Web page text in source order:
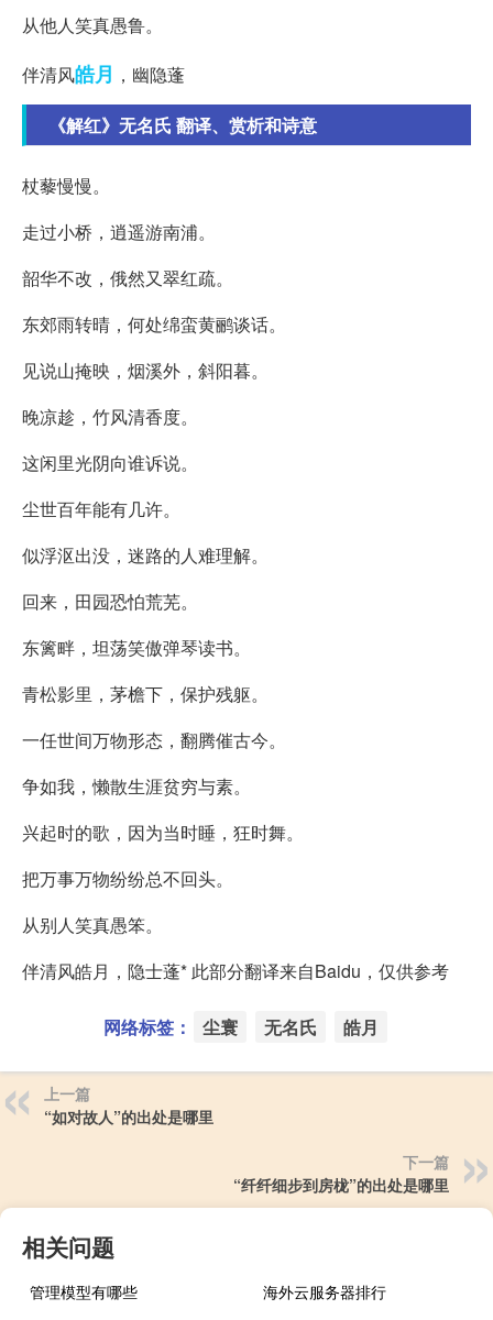
从他人笑真愚鲁。
伴清风皓月 ，幽隐蓬
《解红》无名氏 翻译、赏析和诗意
杖藜慢慢。
走过小桥，逍遥游南浦。
韶华不改，俄然又翠红疏。
东郊雨转晴，何处绵蛮黄鹂谈话。
见说山掩映，烟溪外，斜阳暮。
晚凉趁，竹风清香度。
这闲里光阴向谁诉说。
尘世百年能有几许。
似浮沤出没，迷路的人难理解。
回来，田园恐怕荒芜。
东篱畔，坦荡笑傲弹琴读书。
青松影里，茅檐下，保护残躯。
一任世间万物形态，翻腾催古今。
争如我，懒散生涯贫穷与素。
兴起时的歌，因为当时睡，狂时舞。
把万事万物纷纷总不回头。
从别人笑真愚笨。
伴清风皓月，隐士蓬* 此部分翻译来自Baidu，仅供参考
网络标签： 尘寰 无名氏 皓月
上一篇
“如对故人”的出处是哪里
下一篇
“纤纤细步到房栊”的出处是哪里
相关问题
管理模型有哪些
海外云服务器排行